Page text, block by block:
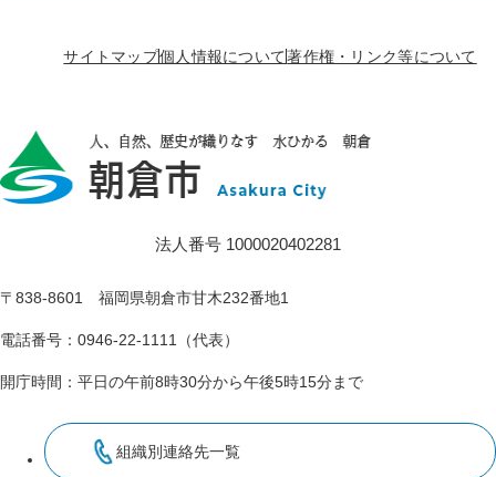
サイトマップ個人情報について著作権・リンク等について
法人番号 1000020402281
〒838-8601 福岡県朝倉市甘木232番地1
電話番号：0946-22-1111（代表）
開庁時間：平日の午前8時30分から午後5時15分まで
組織別連絡先一覧